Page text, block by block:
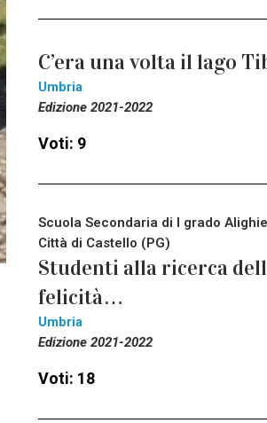
C’era una volta il lago
Umbria
Edizione 2021-2022
Voti: 9
Scuola Secondaria di I grado
Città di Castello (PG)
Studenti alla ricerca
felicità…
Umbria
Edizione 2021-2022
Voti: 18